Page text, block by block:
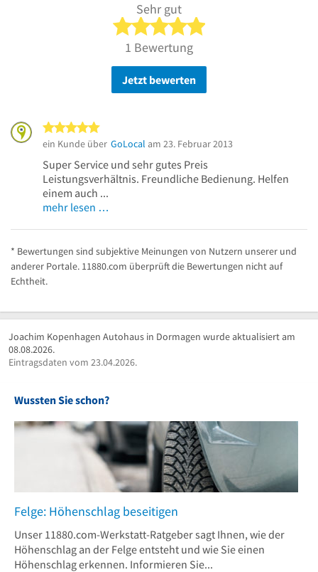
Sehr gut
5 von 5 Sternen
1 Bewertung
Jetzt bewerten
ein Kunde über GoLocal am 23. Februar 2013
Super Service und sehr gutes Preis
Leistungsverhältnis. Freundliche Bedienung. Helfen
einem auch ...
mehr lesen …
* Bewertungen sind subjektive Meinungen von Nutzern unserer und
anderer Portale. 11880.com überprüft die Bewertungen nicht auf
Echtheit.
Joachim Kopenhagen Autohaus in Dormagen wurde aktualisiert am
08.08.2026.
Eintragsdaten vom 23.04.2026.
Wussten Sie schon?
Felge: Höhenschlag beseitigen
Unser 11880.com-Werkstatt-Ratgeber sagt Ihnen, wie der
Höhenschlag an der Felge entsteht und wie Sie einen
Höhenschlag erkennen. Informieren Sie...